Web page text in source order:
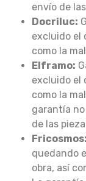
envío de
Docriluc:
excluido el
como la
Elframo:
excluido el
como la
garantía
de las
Fricosmos:
quedando
obra, así